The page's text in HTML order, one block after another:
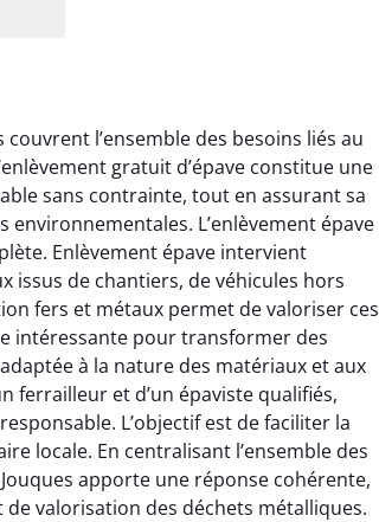
l’ensemble des besoins liés au
gratuit d’épave constitue une
sans contrainte, tout en assurant sa
L’enlèvement épave
Enlèvement épave intervient
issus de chantiers, de véhicules hors
fers et métaux permet de valoriser ces
intéressante pour transformer des
à la nature des matériaux et aux
ferrailleur et d’un épaviste qualifiés,
L’objectif est de faciliter la
locale. En centralisant l’ensemble des
apporte une réponse cohérente,
valorisation des déchets métalliques.